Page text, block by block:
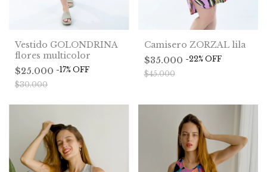
Vestido GOLONDRINA
flores multicolor
$25.000 -17% OFF
$30.000
Camisero ZORZAL lila
$35.000 -22% OFF
$45.000